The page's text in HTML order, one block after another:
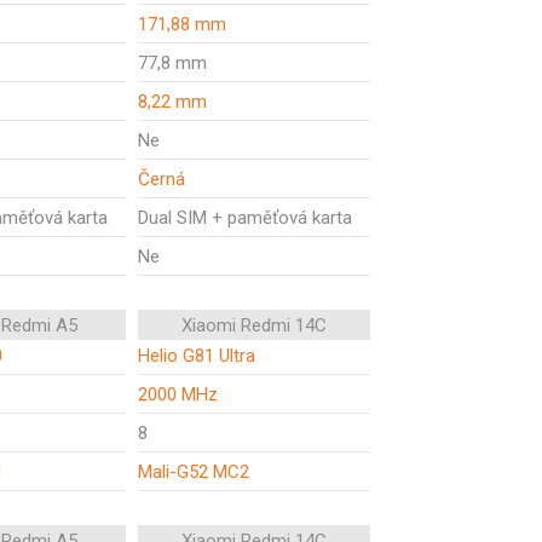
171,88 mm
77,8 mm
8,22 mm
Ne
Černá
karta
Dual SIM + paměťová karta
Ne
A5
Xiaomi Redmi 14C
Helio G81 Ultra
2000 MHz
8
Mali-G52 MC2